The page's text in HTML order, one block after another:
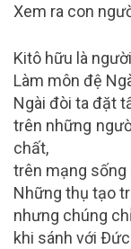
Xem ra con
Kitô hữu là
Làm môn đệ
Ngài đòi ta đặt
trên những
chất,
trên mạng sống
Những thụ tạo
nhưng chúng
khi sánh với